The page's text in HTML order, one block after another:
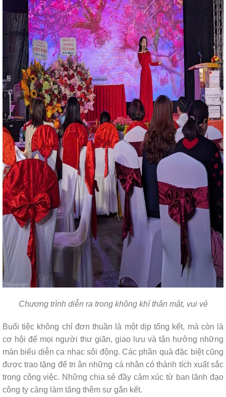
Chương trình diễn ra trong không khí thân mật, vui vẻ
Buổi tiệc không chỉ đơn thuần là một dịp tổng kết, mà còn là
cơ hội để mọi người thư giãn, giao lưu và tận hưởng những
màn biểu diễn ca nhạc sôi động. Các phần quà đặc biệt cũng
được trao tặng để tri ân những cá nhân có thành tích xuất sắc
trong công việc. Những chia sẻ đầy cảm xúc từ ban lãnh đạo
công ty càng làm tăng thêm sự gắn kết.